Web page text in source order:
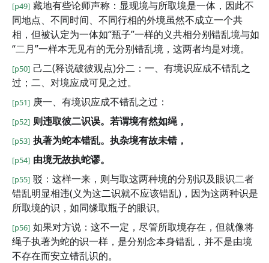
[p49] 藏地有些论师声称：显现境与所取境是一体，因此不
同地点、不同时间、不同行相的外境虽然不成立一个共
相，但被认定为一体如“瓶子”一样的义共相分别错乱境与如
“二月”一样本无见有的无分别错乱境，这两者均是对境。
[p50] 己二(释说破彼观点)分二：一、有境识应成不错乱之
过；二、对境应成可见之过。
[p51] 庚一、有境识应成不错乱之过：
[p52] 则违取彼二识误。若谓境有然如绳，
[p53] 执著为蛇本错乱。执杂境有故未错，
[p54] 由境无故执蛇谬。
[p55] 驳：这样一来，则与取这两种境的分别识及眼识二者
错乱明显相违(义为这二识就不应该错乱)，因为这两种识是
所取境的识，如同缘取瓶子的眼识。
[p56] 如果对方说：这不一定，尽管所取境存在，但就像将
绳子执著为蛇的识一样，是分别念本身错乱，并不是由境
不存在而安立错乱识的。